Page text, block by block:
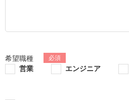
希望職種
営業
エンジニア